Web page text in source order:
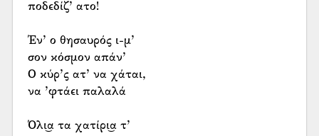
ποδεδίζ’ ατο!
Έν’ ο θησαυρός ι-μ’
σον κόσμον απάν’
Ο κύρ’ς ατ’ να χάται,
να ’φτάει παλαλά
Όλι͜α τα χατίρι͜α τ’